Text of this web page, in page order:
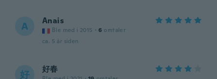
A Anais
Ble med i 2015 · 6 omtaler
ca. 5 år siden
好 好春